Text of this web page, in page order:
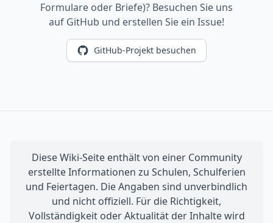
Formulare oder Briefe)? Besuchen Sie uns
auf GitHub und erstellen Sie ein Issue!
GitHub-Projekt besuchen
Diese Wiki-Seite enthält von einer Community
erstellte Informationen zu Schulen, Schulferien
und Feiertagen. Die Angaben sind unverbindlich
und nicht offiziell. Für die Richtigkeit,
Vollständigkeit oder Aktualität der Inhalte wird